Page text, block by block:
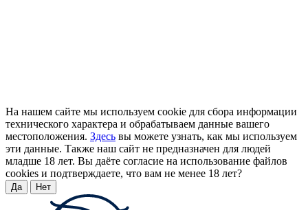
На нашем сайте мы используем cookie для сбора информации
технического характера и обрабатываем данные вашего
местоположения. Здесь вы можете узнать, как мы используем
эти данные. Также наш сайт не предназначен для людей
младше 18 лет. Вы даёте согласие на использование файлов
cookies и подтверждаете, что вам не менее 18 лет?
Да Нет